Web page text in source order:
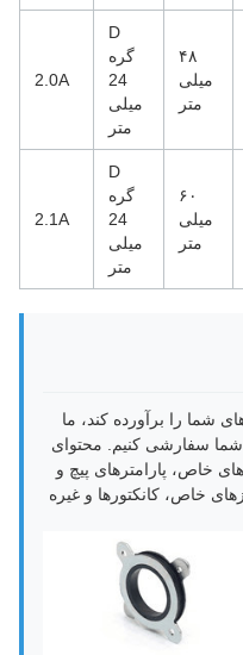
۴۸
میلی
متر
D
گره
24
میلی
متر
2.0A
۶۰
میلی
متر
D
گره
24
میلی
متر
2.1A
شما را برآورده کند، ما
شما سفارشی کنیم. محتوای
خاص، پارامترهای پیچ و
خاص، کانکتورها و غیره